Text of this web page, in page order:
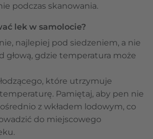
podczas skanowania.
lek w samolocie?
najlepiej pod siedzeniem, a nie
głową, gdzie temperatura może
które utrzymuje
Pamiętaj, aby pen nie
z wkładem lodowym, co
do miejscowego